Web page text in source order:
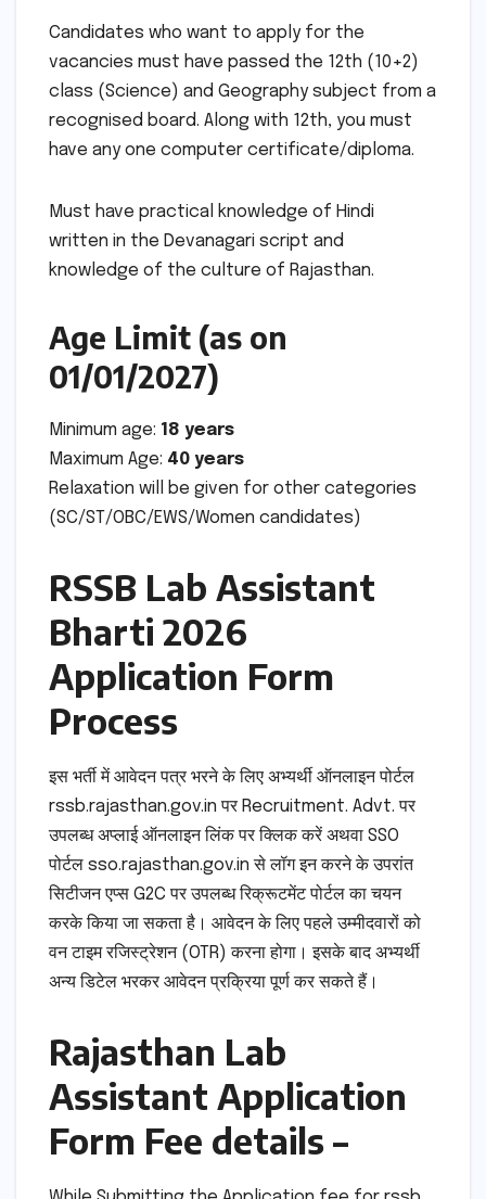
Candidates who want to apply for the
vacancies must have passed the 12th (10+2)
class (Science) and Geography subject from a
recognised board. Along with 12th, you must
have any one computer certificate/diploma.
Must have practical knowledge of Hindi
written in the Devanagari script and
knowledge of the culture of Rajasthan.
Age Limit (as on
01/01/2027)
Minimum age: 18 years
Maximum Age: 40 years
Relaxation will be given for other categories
(SC/ST/OBC/EWS/Women candidates)
RSSB Lab Assistant
Bharti 2026
Application Form
Process
इस भर्ती में आवेदन पत्र भरने के लिए अभ्यर्थी ऑनलाइन पोर्टल
rssb.rajasthan.gov.in पर Recruitment. Advt. पर
उपलब्ध अप्लाई ऑनलाइन लिंक पर क्लिक करें अथवा SSO
पोर्टल sso.rajasthan.gov.in से लॉग इन करने के उपरांत
सिटीजन एप्स G2C पर उपलब्ध रिक्रूटमेंट पोर्टल का चयन
करके किया जा सकता है। आवेदन के लिए पहले उम्मीदवारों को
वन टाइम रजिस्ट्रेशन (OTR) करना होगा। इसके बाद अभ्यर्थी
अन्य डिटेल भरकर आवेदन प्रक्रिया पूर्ण कर सकते हैं।
Rajasthan Lab
Assistant Application
Form Fee details –